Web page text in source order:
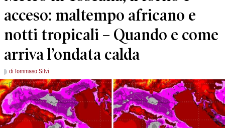
acceso: maltempo africano e
notti tropicali – Quando e come
arriva l’ondata calda
di Tommaso Silvi